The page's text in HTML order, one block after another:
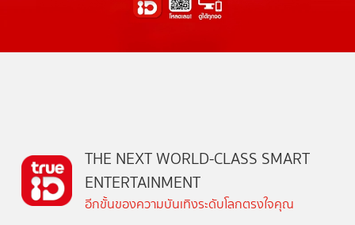
THE NEXT WORLD-CLASS SMART
ENTERTAINMENT
อีกขั้นของความบันเทิงระดับโลกตรงใจคุณ